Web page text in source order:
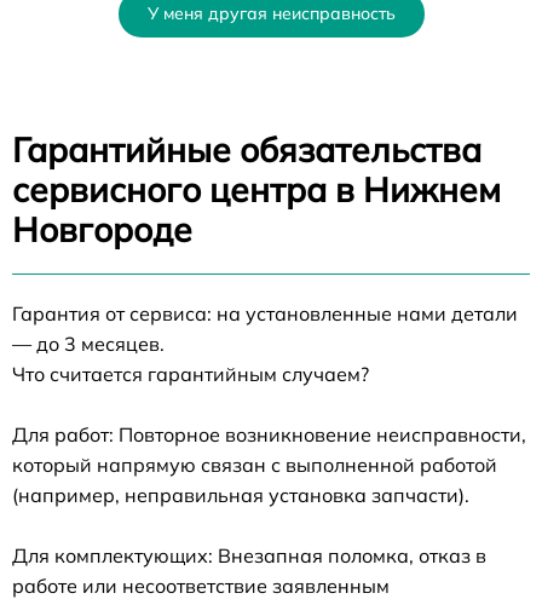
У меня другая неисправность
Гарантийные обязательства
сервисного центра в Нижнем
Новгороде
Гарантия от сервиса: на установленные нами детали
— до 3 месяцев.
Что считается гарантийным случаем?
Для работ: Повторное возникновение неисправности,
который напрямую связан с выполненной работой
(например, неправильная установка запчасти).
Для комплектующих: Внезапная поломка, отказ в
работе или несоответствие заявленным